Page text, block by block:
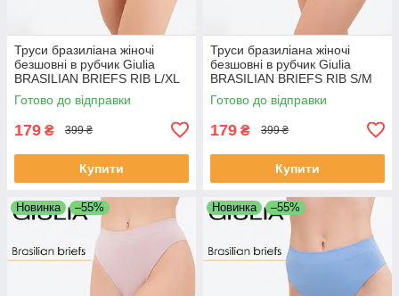
Труси бразиліана жіночі
безшовні в рубчик Giulia
BRASILIAN BRIEFS RIB L/XL
Black-black, трусики
бразиліана Джулія
Готово до відправки
179 ₴ 399 ₴
Купити
Труси бразиліана жіночі
безшовні в рубчик Giulia
BRASILIAN BRIEFS RIB S/M
Yellow-charlock, комфортні
трусики
Готово до відправки
179 ₴ 399 ₴
Купити
Новинка –55% Новинка –55%